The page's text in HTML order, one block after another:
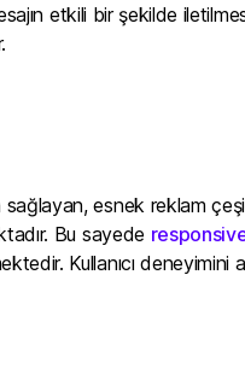
etkili bir şekilde
esnek reklam
Bu sayede
Kullanıcı